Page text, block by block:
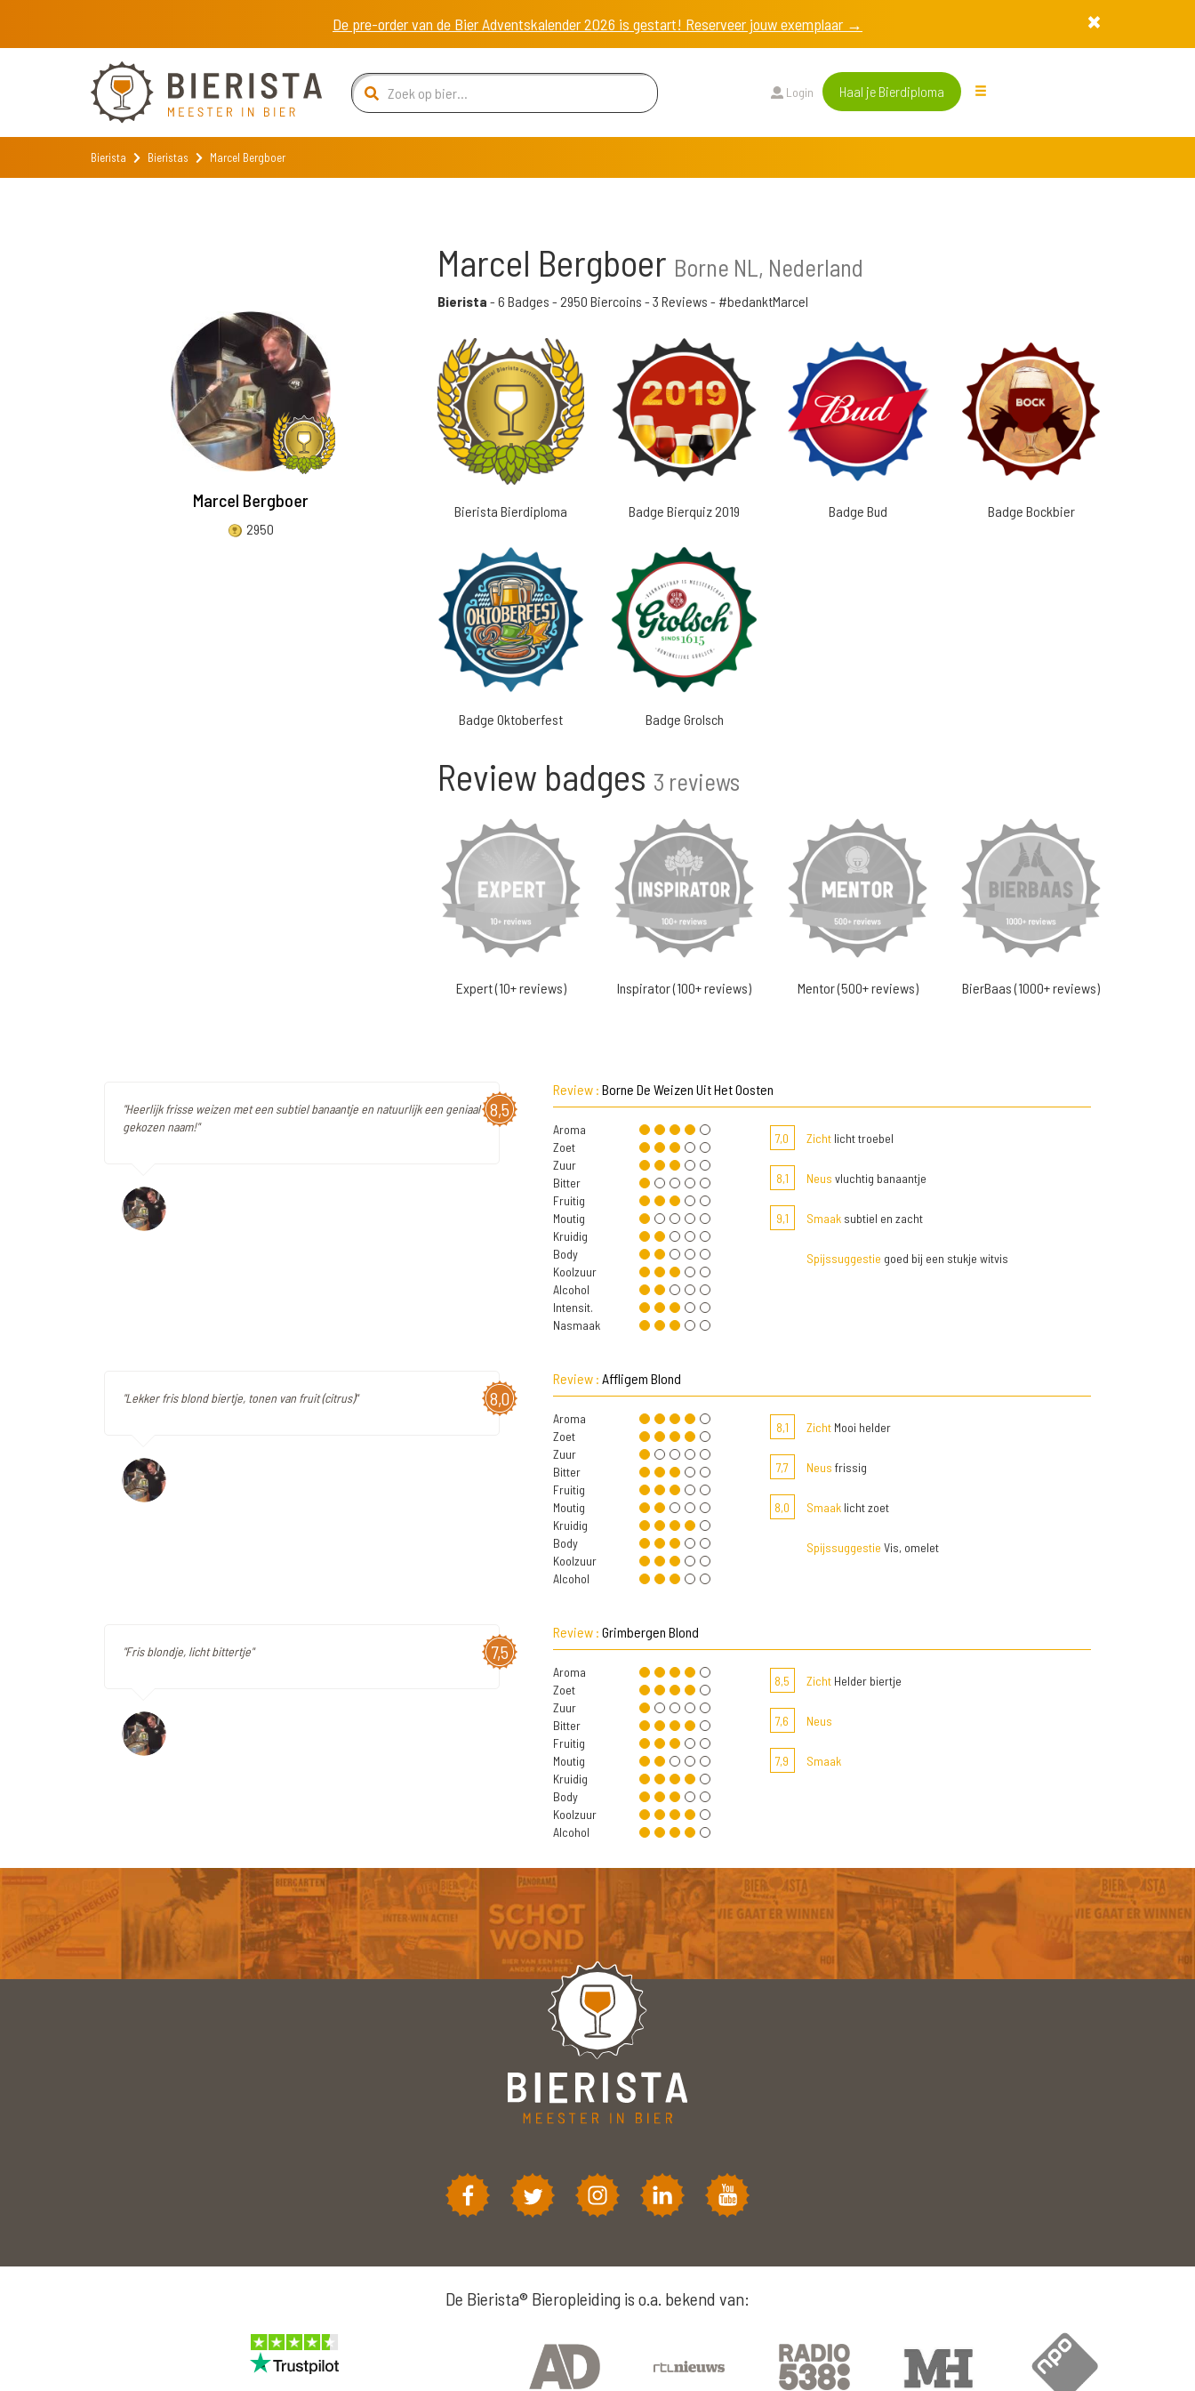
De pre-order van de Bier Adventskalender 2026 is gestart! Reserveer jouw exemplaar →
Login Haal je Bierdiploma
Bierista Bieristas Marcel Bergboer
Marcel Bergboer
2950
Marcel Bergboer Borne NL, Nederland
Bierista - 6 Badges - 2950 Biercoins - 3 Reviews - #bedanktMarcel
Bierista Bierdiploma Badge Bierquiz 2019 Badge Bud Badge Bockbier
Badge Oktoberfest Badge Grolsch
Review badges 3 reviews
Expert (10+ reviews) Inspirator (100+ reviews) Mentor (500+ reviews) BierBaas (1000+ reviews)
8,5
"Heerlijk frisse weizen met een subtiel banaantje en natuurlijk een geniaal
gekozen naam!"
Review : Borne De Weizen Uit Het Oosten
Aroma
Zoet
Zuur
Bitter
Fruitig
Moutig
Kruidig
Body
Koolzuur
Alcohol
Intensit.
Nasmaak
7,0 Zichtlicht troebel
8,1 Neus vluchtig banaantje
9,1 Smaaksubtiel en zacht
Spijssuggestie goed bij een stukje witvis
8,0
"Lekker fris blond biertje, tonen van fruit (citrus)"
Review : Affligem Blond
Aroma
Zoet
Zuur
Bitter
Fruitig
Moutig
Kruidig
Body
Koolzuur
Alcohol
8,1 ZichtMooi helder
7,7 Neus frissig
8,0 Smaaklicht zoet
Spijssuggestie Vis, omelet
7,5
"Fris blondje, licht bittertje"
Review : Grimbergen Blond
Aroma
Zoet
Zuur
Bitter
Fruitig
Moutig
Kruidig
Body
Koolzuur
Alcohol
8,5 ZichtHelder biertje
7,6 Neus
7,9 Smaak
De Bierista® Bieropleiding is o.a. bekend van: